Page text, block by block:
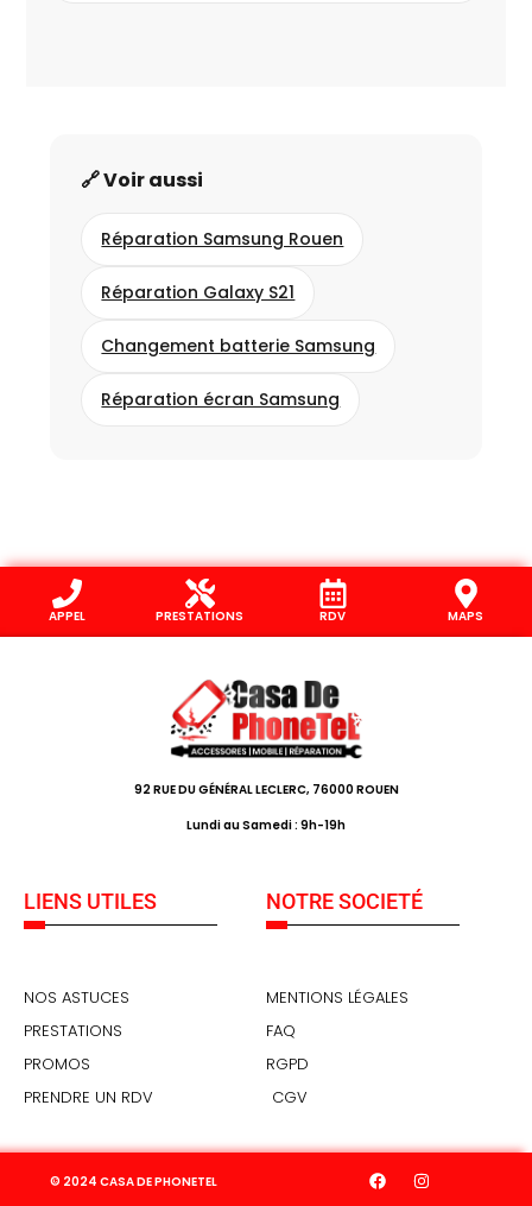
🔗 Voir aussi
Réparation Samsung Rouen
Réparation Galaxy S21
Changement batterie Samsung
Réparation écran Samsung
APPEL PRESTATIONS RDV MAPS
92 RUE DU GÉNÉRAL LECLERC, 76000 ROUEN
Lundi au Samedi : 9h-19h
LIENS UTILES
NOS ASTUCES
PRESTATIONS
PROMOS
PRENDRE UN RDV
NOTRE SOCIETÉ
MENTIONS LÉGALES
FAQ
RGPD
CGV
© 2024 CASA DE PHONETEL